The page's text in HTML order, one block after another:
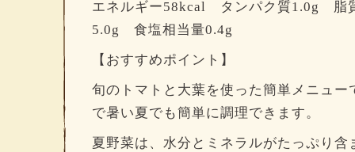
エネルギー58kcal タンパク質1.0g 脂
5.0g 食塩相当量0.4g
【おすすめポイント】
旬のトマトと大葉を使った簡単メニュー
で暑い夏でも簡単に調理できます。
夏野菜は、水分とミネラルがたっぷり含